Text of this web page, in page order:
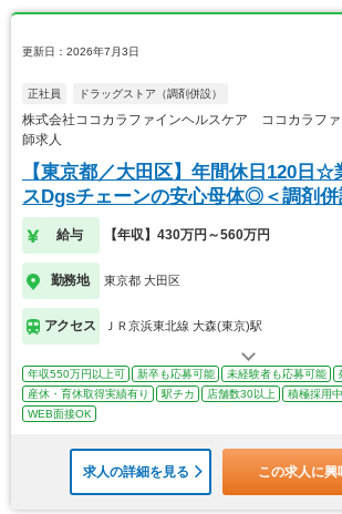
更新日：2026年7月3日
正社員 ドラッグストア（調剤併設）
株式会社ココカラファインヘルスケア ココカラフ
師求人
【東京都／大田区】年間休日120日☆
スDgsチェーンの安心母体◎＜調剤併
給与 【年収】430万円～560万円
勤務地 東京都 大田区
アクセス ＪＲ京浜東北線 大森(東京)駅
年収550万円以上可 新卒も応募可能 未経験者も応募可能
産休・育休取得実績有り
駅チカ 店舗数30以上 積極採用中
WEB面接OK
求人の詳細を見る この求人に興